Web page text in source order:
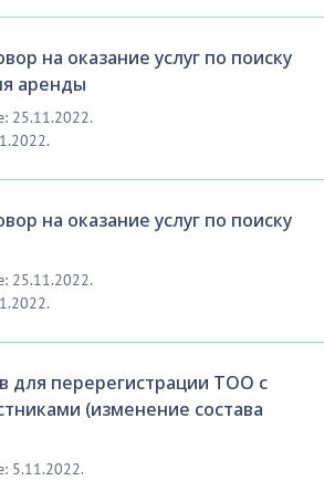
на оказание услуг по поиску
аренды
25.11.2022.
на оказание услуг по поиску
25.11.2022.
для перерегистрации ТОО с
(изменение состава
5.11.2022.